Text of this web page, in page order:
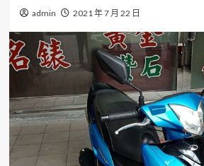
admin 2021 年 7 月 22 日